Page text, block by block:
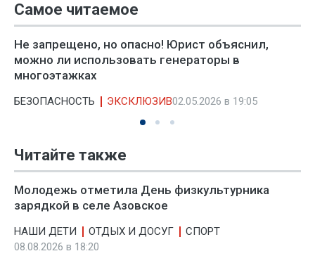
Самое читаемое
Не запрещено, но опасно! Юрист объяснил,
можно ли использовать генераторы в
многоэтажках
БЕЗОПАСНОСТЬ ЭКСКЛЮЗИВ02.05.2026 в 19:05
Читайте также
Молодежь отметила День физкультурника
зарядкой в селе Азовское
НАШИ ДЕТИ ОТДЫХ И ДОСУГ
СПОРТ
08.08.2026 в 18:20